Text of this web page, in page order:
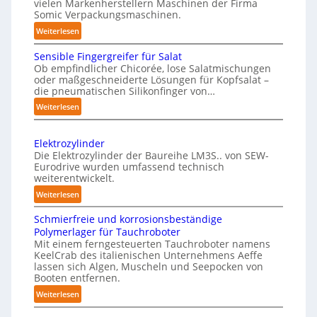
n
v
n
P
h
y
a
a
u
f
d
F
t
l
c
h
e
I
t
l
e
n
z
e
r
vielen Markenherstellern Maschinen der Firma
Somic Verpackungsmaschinen.
Weiterlesen:
M
a
g
a
z
i
-
e
l
d
u
n
g
f
ü
r
K
Sensible Fingergreifer für Salat
Ob empfindlicher Chicorée, lose Salatmischungen
oder maßgeschneiderte Lösungen für Kopfsalat –
die pneumatischen Silikonfinger von…
Weiterlesen:
S
n
s
i
b
l
i
n
g
e
r
g
Elektrozylinder
Die Elektrozylinder der Baureihe LM3S.. von SEW-
Eurodrive wurden umfassend technisch
weiterentwickelt.
Weiterlesen:
E
l
e
k
t
r
o
z
Schmierfreie und korrosionsbeständige
Polymerlager für Tauchroboter
Mit einem ferngesteuerten Tauchroboter namens
KeelCrab des italienischen Unternehmens Aeffe
lassen sich Algen, Muscheln und Seepocken von
Booten entfernen.
Weiterlesen:
S